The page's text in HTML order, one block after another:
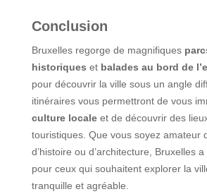
Conclusion
Bruxelles regorge de magnifiques
historiques et balades au bord de
pour découvrir la ville sous un angle
itinéraires vous permettront de vous
culture localeet de découvrir des
touristiques. Que vous soyez amateur
d’histoire ou d’architecture, Bruxelles
pour ceux qui souhaitent explorer la
tranquille et agréable.